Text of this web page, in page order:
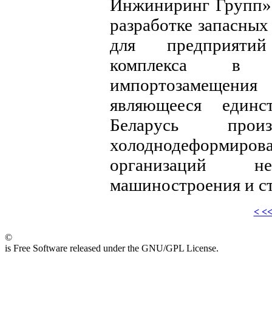
Инжиниринг
разработке
для предприятий
комплекса в
являющееся
Беларусь
организаций
машиностроения и
< <<
©
is Free Software released under the GNU/GPL License.